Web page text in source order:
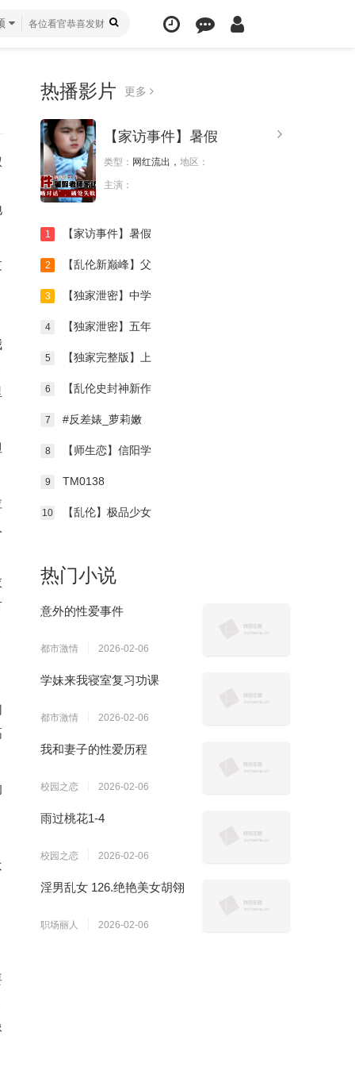
热播影片 更多
【家访事件】暑假
类型： 网红流出， 地区：
主演：
1 【家访事件】暑假
2 【乱伦新巅峰】父
3 【独家泄密】中学
4 【独家泄密】五年
5 【独家完整版】上
6 【乱伦史封神新作
7 #反差婊_萝莉嫩
8 【师生恋】信阳学
9 TM0138
10 【乱伦】极品少女
热门小说
意外的性爱事件
都市激情 2026-02-06
学妹来我寝室复习功课
都市激情 2026-02-06
我和妻子的性爱历程
校园之恋 2026-02-06
雨过桃花1-4
校园之恋 2026-02-06
淫男乱女 126.绝艳美女胡翎
职场丽人 2026-02-06